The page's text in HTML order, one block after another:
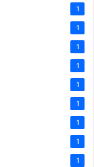
1
1
1
1
1
1
1
1
1